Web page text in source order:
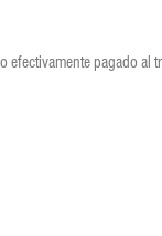
efectivamente pagado al